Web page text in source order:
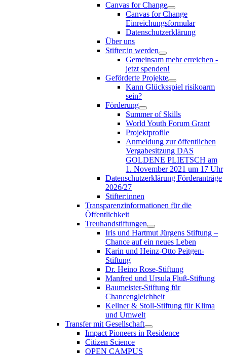
Canvas for Change
Canvas for Change
Einreichungsformular
Datenschutzerklärung
Über uns
Stifter:in werden
Gemeinsam mehr erreichen -
jetzt spenden!
Geförderte Projekte
Kann Glücksspiel risikoarm
sein?
Förderung
Summer of Skills
World Youth Forum Grant
Projektprofile
Anmeldung zur öffentlichen
Vergabesitzung DAS
GOLDENE PLIETSCH am
1. November 2021 um 17 Uhr
Datenschutzerklärung Förderanträge
2026/27
Stifter:innen
Transparenzinformationen für die
Öffentlichkeit
Treuhandstiftungen
Iris und Hartmut Jürgens Stiftung –
Chance auf ein neues Leben
Karin und Heinz-Otto Peitgen-
Stiftung
Dr. Heino Rose-Stiftung
Manfred und Ursula Fluß-Stiftung
Baumeister-Stiftung für
Chancengleichheit
Kellner & Stoll-Stiftung für Klima
und Umwelt
Transfer mit Gesellschaft
Impact Pioneers in Residence
Citizen Science
OPEN CAMPUS